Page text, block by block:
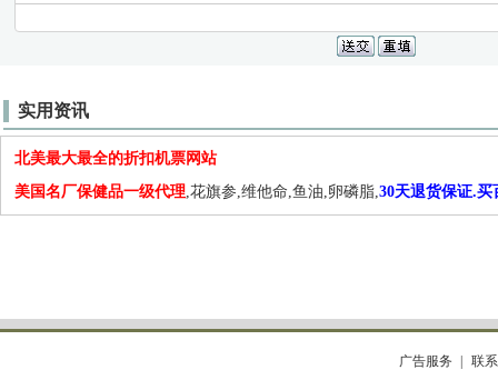
实用资讯
北美最大最全的折扣机票网站
美国名厂保健品一级代理,花旗参,维他命,鱼油,卵磷脂,30天退货保证.买
广告服务 联